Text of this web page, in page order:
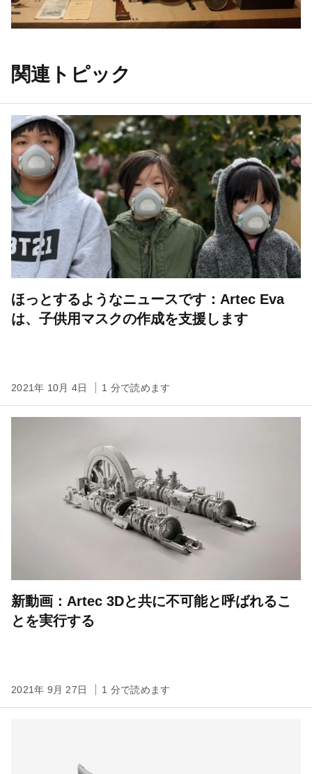
関連トピック
ほっとするようなニュースです：Artec Eva
は、子供用マスクの作成を支援します
2021年 10月 4日 1 分で読めます
新動画：Artec 3Dと共に不可能と呼ばれるこ
とを実行する
2021年 9月 27日 1 分で読めます